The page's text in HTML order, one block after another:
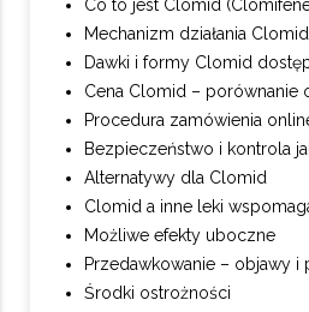
Co to jest Clomid
Mechanizm działania Clomid
Dawki i formy Clomid
Cena Clomid – porównanie
Procedura zamówienia
Bezpieczeństwo i kontrola
Alternatywy dla Clomid
Clomid a inne leki
Możliwe efekty uboczne
Przedawkowanie – objawy i
Środki ostrożności